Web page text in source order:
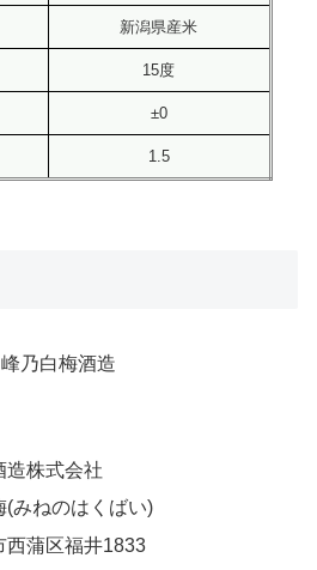
新潟県産米
15度
±0
1.5
造株式会社
(みねのはくばい)
西蒲区福井1833